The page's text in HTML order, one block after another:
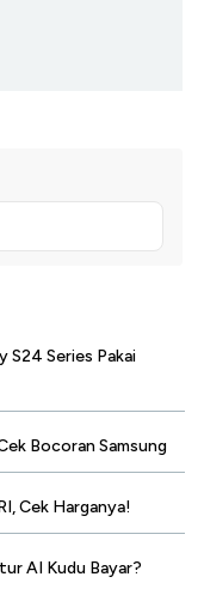
S24 Series Pakai
Bocoran Samsung
Cek Harganya!
AI Kudu Bayar?